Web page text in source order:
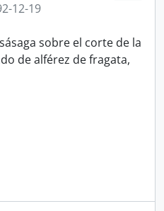
12-19
sobre el corte de la
de alférez de fragata,